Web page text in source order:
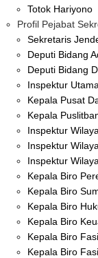
Totok Hariyono
Profil Pejabat
Sekretaris
Deputi Bidang
Deputi Bidang
Inspektur Utama
Kepala Pusat
Kepala
Inspektur
Inspektur
Inspektur
Kepala Biro
Kepala Biro
Kepala Biro
Kepala Biro
Kepala Biro
Kepala Biro